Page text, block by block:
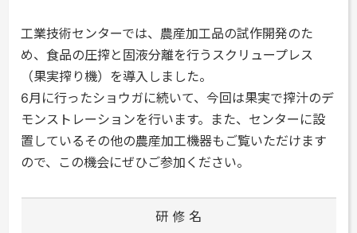
工業技術センターでは、農産加工品の試作開発のた
め、食品の圧搾と固液分離を行うスクリュープレス
（果実搾り機）を導入しました。
6月に行ったショウガに続いて、今回は果実で搾汁のデ
モンストレーションを行います。また、センターに設
置しているその他の農産加工機器もご覧いただけます
ので、この機会にぜひご参加ください。
研 修 名